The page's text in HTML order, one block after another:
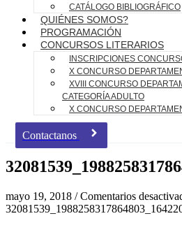
CATÁLOGO BIBLIOGRÁFICO
QUIÉNES SOMOS?
PROGRAMACIÓN
CONCURSOS LITERARIOS
INSCRIPCIONES
X CONCURSO
XVIII CONCURSO
CATEGORÍA ADULTO
X CONCURSO
Contactanos
mayo 19, 2018 / Comentarios